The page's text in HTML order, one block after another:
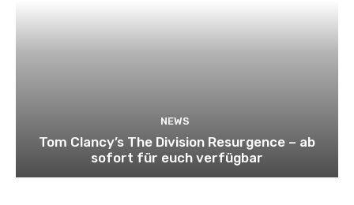
NEWS
Tom Clancy’s The Division Resurgence – ab
sofort für euch verfügbar